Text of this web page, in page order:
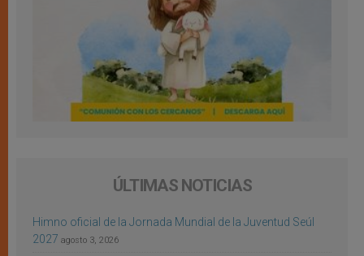
ÚLTIMAS NOTICIAS
Himno oficial de la Jornada Mundial de la Juventud Seúl
2027 agosto 3, 2026